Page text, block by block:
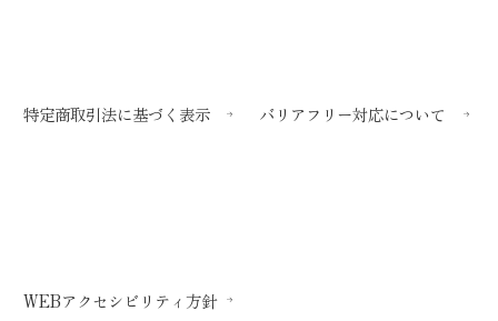
特定商取引法に基づく表示 バリアフリー対応について
WEBアクセシビリティ方針